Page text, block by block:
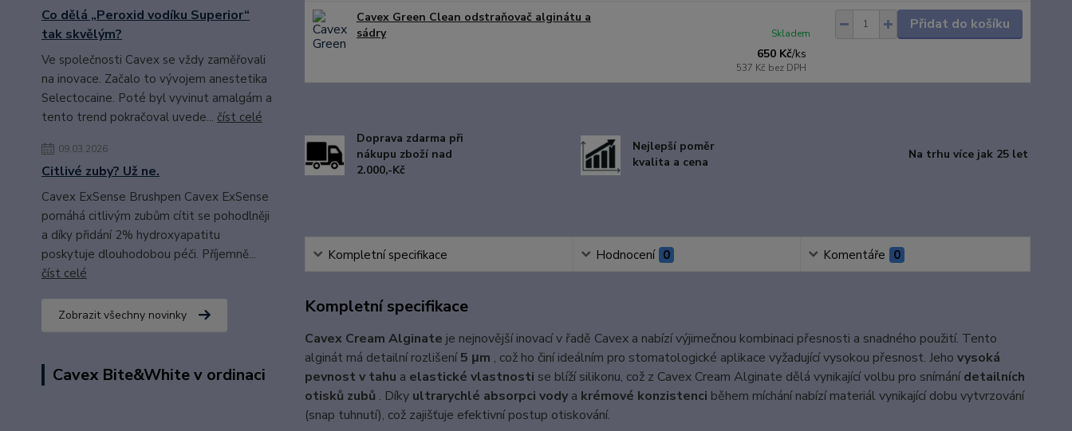
Co dělá „Peroxid vodíku Superior“
tak skvělým?
Ve společnosti Cavex se vždy zaměřovali
na inovace. Začalo to vývojem anestetika
Selectocaine. Poté byl vyvinut amalgám a
tento trend pokračoval uvede... číst celé
09.03.2026
Citlivé zuby? Už ne.
Cavex ExSense Brushpen Cavex ExSense
pomáhá citlivým zubům cítit se pohodlněji
a díky přidání 2% hydroxyapatitu
poskytuje dlouhodobou péči. Příjemně...
číst celé
Zobrazit všechny novinky
Cavex Bite&White v ordinaci
Cavex Green Clean odstraňovač alginátu a
sádry
650 Kč/ks
537 Kč bez DPH
Skladem
Přidat do košíku
Doprava zdarma při
nákupu zboží nad
2.000,-Kč
Nejlepší poměr
kvalita a cena
Na trhu více jak 25 let
Kompletní specifikace Hodnocení 0 Komentáře 0
Kompletní specifikace
Cavex Cream Alginate je nejnovější inovací v řadě Cavex a nabízí výjimečnou kombinaci přesnosti a snadného použití. Tento
alginát má detailní rozlišení5 μm , což ho činí ideálním pro stomatologické aplikace vyžadující vysokou přesnost. Jeho vysoká
pevnost v tahu a elastické vlastnosti se blíží silikonu, což z Cavex Cream Alginate dělá vynikající volbu pro snímánídetailních
otisků zubů . Díky ultrarychlé absorpci vodya krémové konzistenci během míchání nabízí materiál vynikající dobu vytvrzování
(snap tuhnutí), což zajišťuje efektivní postup otiskování.